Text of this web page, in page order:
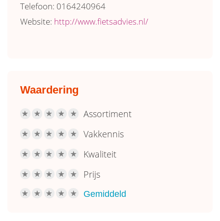
Telefoon: 0164240964
Website: http://www.fietsadvies.nl/
Waardering
R R R R R Assortiment
R R R R R Vakkennis
R R R R R Kwaliteit
R R R R R Prijs
R R R R R Gemiddeld